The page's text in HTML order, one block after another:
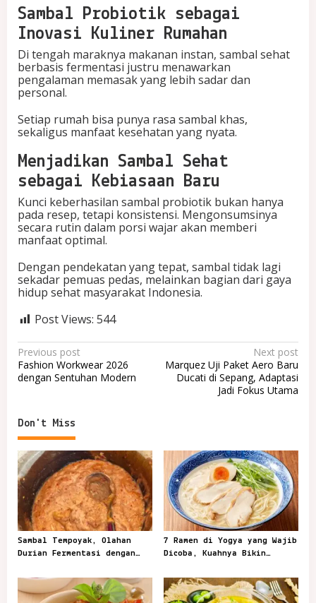
Sambal Probiotik sebagai
Inovasi Kuliner Rumahan
Di tengah maraknya makanan instan, sambal sehat
berbasis fermentasi justru menawarkan
pengalaman memasak yang lebih sadar dan
personal.
Setiap rumah bisa punya rasa sambal khas,
sekaligus manfaat kesehatan yang nyata.
Menjadikan Sambal Sehat
sebagai Kebiasaan Baru
Kunci keberhasilan sambal probiotik bukan hanya
pada resep, tetapi konsistensi. Mengonsumsinya
secara rutin dalam porsi wajar akan memberi
manfaat optimal.
Dengan pendekatan yang tepat, sambal tidak lagi
sekadar pemuas pedas, melainkan bagian dari gaya
hidup sehat masyarakat Indonesia.
Post Views: 544
P
o
t
n
a
v
i
g
a
t
o
Previous post
Fashion Workwear 2026
dengan Sentuhan Modern
Next post
Marquez Uji Paket Aero Baru
Ducati di Sepang, Adaptasi
Jadi Fokus Utama
Don't Miss
Sambal Tempoyak, Olahan
Durian Fermentasi dengan
7 Ramen di Yogya yang Wajib
Dicoba, Kuahnya Bikin